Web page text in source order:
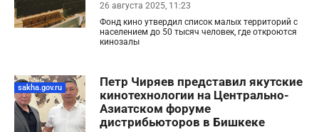
26 августа 2025, 11:23
Фонд кино утвердил список малых территорий с
населением до 50 тысяч человек, где откроются
кинозалы
sakha.gov.ru
Петр Чиряев представил якутские
кинотехнологии на Центрально-
Азиатском форуме
дистрибьюторов в Бишкеке